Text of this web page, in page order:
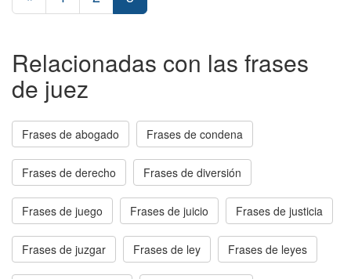
Relacionadas con las frases
de juez
Frases de abogado Frases de condena
Frases de derecho Frases de diversión
Frases de juego Frases de juicio Frases de justicia
Frases de juzgar Frases de ley Frases de leyes